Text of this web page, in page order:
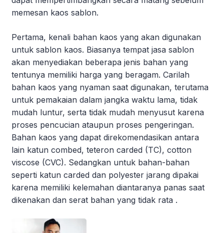
memesan kaos sablon.
Pertama, kenali bahan kaos yang akan digunakan
untuk sablon kaos. Biasanya tempat jasa sablon
akan menyediakan beberapa jenis bahan yang
tentunya memiliki harga yang beragam. Carilah
bahan kaos yang nyaman saat digunakan, terutama
untuk pemakaian dalam jangka waktu lama, tidak
mudah luntur, serta tidak mudah menyusut karena
proses pencucian ataupun proses pengeringan.
Bahan kaos yang dapat direkomendasikan antara
lain katun combed, teteron carded (TC), cotton
viscose (CVC). Sedangkan untuk bahan-bahan
seperti katun carded dan polyester jarang dipakai
karena memiliki kelemahan diantaranya panas saat
dikenakan dan serat bahan yang tidak rata .